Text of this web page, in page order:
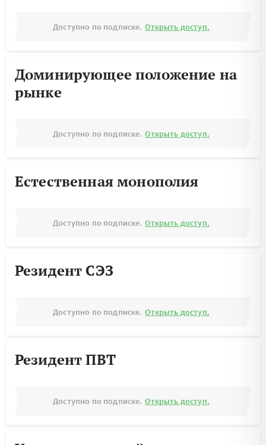
Доступно по подписке. Открыть доступ.
Доминирующее положение на
рынке
Доступно по подписке. Открыть доступ.
Естественная монополия
Доступно по подписке. Открыть доступ.
Резидент СЭЗ
Доступно по подписке. Открыть доступ.
Резидент ПВТ
Доступно по подписке. Открыть доступ.